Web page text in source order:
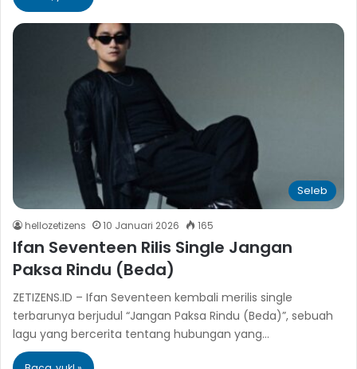
Seleb
hellozetizens 10 Januari 2026 165
Ifan Seventeen Rilis Single Jangan
Paksa Rindu (Beda)
ZETIZENS.ID – Ifan Seventeen kembali merilis single
terbarunya berjudul “Jangan Paksa Rindu (Beda)”, sebuah
lagu yang bercerita tentang hubungan yang…